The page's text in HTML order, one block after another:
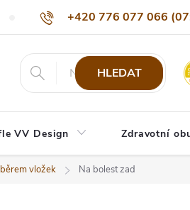
+420 776 077 066
info@eshop-
Nejčastější dotazy Naši odběratelé
HLEDAT
VV Design Zdravotní
vložek Na bolest zad